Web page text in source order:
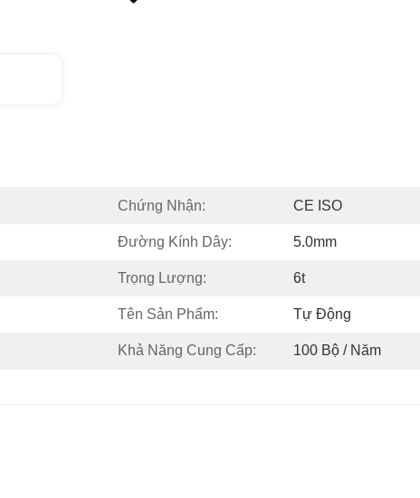
Chứng Nhận: CE ISO
Đường Kính Dây: 5.0mm
Trọng Lượng: 6t
Tên Sản Phẩm: Tự Động
Khả Năng Cung Cấp: 100 Bộ / Năm